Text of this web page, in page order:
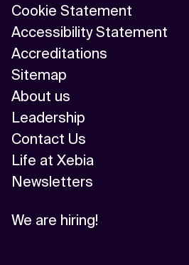
Cookie Statement
Accessibility Statement
Accreditations
Sitemap
About us
Leadership
Contact Us
Life at Xebia
Newsletters
We are hiring!